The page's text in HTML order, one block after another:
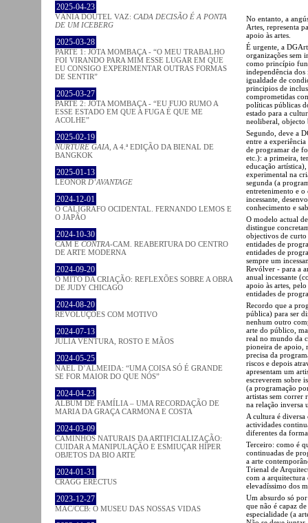
2025-04-23
VÂNIA DOUTEL VAZ: CADA DECISÃO É A PONTA
DE UM ICEBERG
2025-03-28
PARTE 1: JOTA MOMBAÇA - “O MEU TRABALHO
FOI VIRANDO PARA MIM ESSE LUGAR EM QUE
EU CONSIGO EXPERIMENTAR OUTRAS FORMAS
DE SENTIR”
2025-03-27
PARTE 2: JOTA MOMBAÇA - “EU FUJO RUMO A
ESSE ESTADO EM QUE A FUGA É QUE ME
ACOLHE”
2025-02-19
NURTURE GAIA , A 4.ª EDIÇÃO DA BIENAL DE
BANGKOK
2025-01-13
LEONOR D’AVANTAGE
2024-12-01
O CALÍGRAFO OCIDENTAL. FERNANDO LEMOS E
O JAPÃO
2024-10-30
CAM E CONTRA-CAM. REABERTURA DO CENTRO
DE ARTE MODERNA
2024-09-20
O MITO DA CRIAÇÃO: REFLEXÕES SOBRE A OBRA
DE JUDY CHICAGO
2024-08-20
REVOLUÇÕES COM MOTIVO
2024-07-13
JÚLIA VENTURA, ROSTO E MÃOS
2024-05-25
NAEL D’ALMEIDA: “UMA COISA SÓ É GRANDE
SE FOR MAIOR DO QUE NÓS”
2024-04-23
ÁLBUM DE FAMÍLIA – UMA RECORDAÇÃO DE
MARIA DA GRAÇA CARMONA E COSTA
2024-03-09
CAMINHOS NATURAIS DA ARTIFICIALIZAÇÃO:
CUIDAR A MANIPULAÇÃO E ESMIUÇAR HÍPER
OBJETOS DA BIO ARTE
2024-01-31
CRAGG ERECTUS
2023-12-27
MAC/CCB: O MUSEU DAS NOSSAS VIDAS
No entanto, a
Artes, representa
apoio às artes.
É urgente, a
organizações sem
como princípio
independência dos
igualdade de
principios de
comprometidas
políticas públicas
estado para a
neoliberal, objecto
Segundo, deve a
entre a
de programar de
etc.): a primeira,
educação
experimental na
segunda (a
entretenimento e o
incessante,
conhecimento e
O modelo actual
distingue
objectivos de
entidades de
entidades de
sempre um
Revólver - para a
anual incessante
apoio às artes,
entidades de
Recordo que a
pública) para ser
nenhum outro
arte do público,
real no mundo da
pioneira de apoio,
precisa da
riscos e depois
apresentam um
escreverem sobre
(a programação
artistas sem correr
na relação inversa
A cultura é diversa
actividades
diferentes da
Terceiro: como é
continuadas de
a arte
Trienal de
com a arquitectura
elevadíssimo dos
Um absurdo só
que não é capaz
especialidade (a